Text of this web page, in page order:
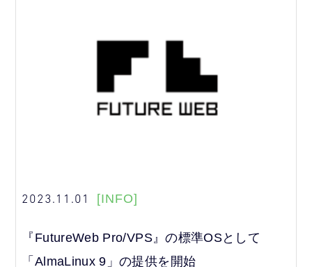
2023.11.01 [INFO]
『FutureWeb Pro/VPS』の標準OSとして
「AlmaLinux 9」の提供を開始